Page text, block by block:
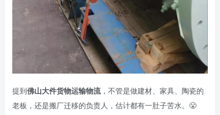
提到佛山大件货物运输物流，不管是做建材、家具、陶瓷的
老板，还是搬厂迁移的负责人，估计都有一肚子苦水。😤